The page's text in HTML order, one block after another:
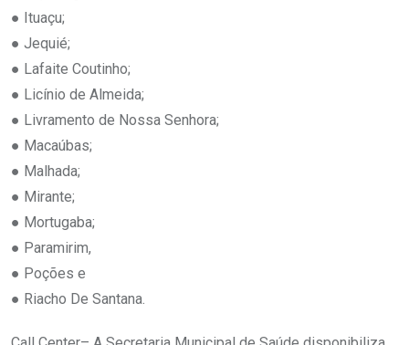
● Ituaçu;
● Jequié;
● Lafaite Coutinho;
● Licínio de Almeida;
● Livramento de Nossa Senhora;
● Macaúbas;
● Malhada;
● Mirante;
● Mortugaba;
● Paramirim,
● Poções e
● Riacho De Santana.